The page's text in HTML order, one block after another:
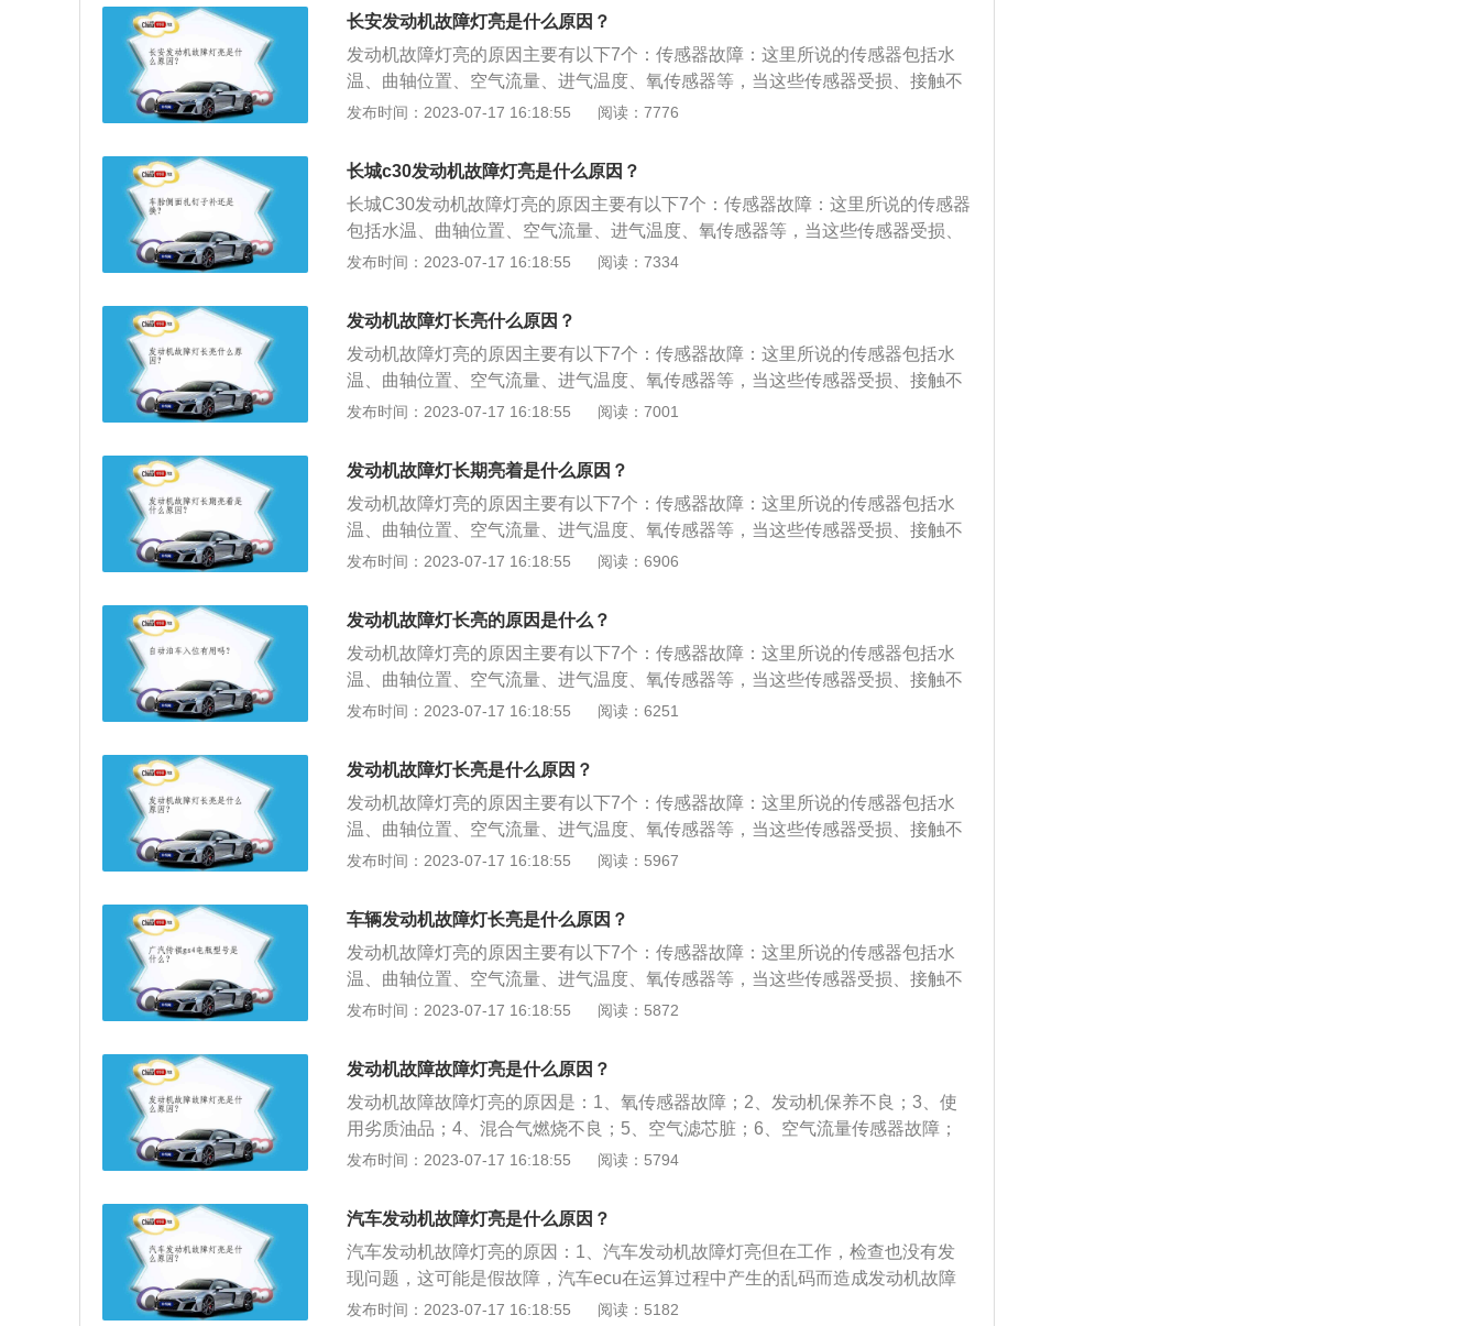
启⾃检功能，待5-10秒后观察仪表盘上故障灯是否熄灭。如果故障灯没有熄灭，
则请尽快⾄服务站查找原因。服务站通过便携式诊断仪可读取故障码，获得故障
信息，进行有针对性的修复。
现问题，就有可能导致发动机管路堵塞，严重的话就会引起发动机故障灯亮。空
气滤芯如果不干净，没有定期清理，会导致进气出现问题。排气问题：排气故障
也会导致发动机故障灯亮。后氧传感器、三元催化器、排气凸轮轴及轴瓦故障，
硅的润滑油添加剂、三元催化被磕碰、发动机供油系统故障都容易引起三元催化
动机电子控制器不匹配，防盗系统也会导致发动机不能正常工作，同时发动机故
障灯点亮。发动机故障灯亮，可以按照以下步骤处理： ⾸先关注发动机运转是否
正常，是否存在抖动、冒⿊烟等问题，若有则尽量不要再启动。特别说明，亮红
灯的情况下一定不要再启动。如果发动机可以启动，熄⽕5-10分钟之后，不要踩
通电后会开启⾃检功能，待5-10秒后观察仪表盘上故障灯是否熄灭。如果故障灯
没有熄灭，则请尽快⾄服务站查找原因。服务站通过便携式诊断仪可读取故障
码，获得故障信息，进行有针对性的修复。
发动机的磨损，导致故障灯亮。混合气燃烧不良：混合气燃烧不良会导致发动机
积碳或爆震，被氧传感器监测到并报告给ECU后，亮起故障灯以示警告。火花塞
故障、点火线圈故障、燃油泵故障、油路堵塞等都会引起发动机混合气燃烧不
良。增压问题：进气增压管路、涡轮增压器也会导致发动机故障灯点亮。其中最
常见的是涡轮增压器损坏，同时车辆还会出现漏油、机油消耗量大、动力下降、
有可能导致发动机管路堵塞，严重的话就会引起发动机故障灯亮。空气滤芯如果
不干净，没有定期清理，会导致进气出现问题。排气问题：排气故障也会导致发
动机故障灯亮。后氧传感器、三元催化器、排气凸轮轴及轴瓦故障，都是出现排
添加剂、三元催化被磕碰、发动机供油系统故障都容易引起三元催化器故障。防
制器不匹配，防盗系统也会导致发动机不能正常工作，同时发动机故障灯点亮。
发动机故障灯亮，可以按照以下步骤处理： ⾸先关注发动机运转是否正常，是否
存在抖动、冒⿊烟等问题，若有则尽量不要再启动。特别说明，亮红灯的情况下
一定不要再启动。如果发动机可以启动，熄⽕5-10分钟之后，不要踩刹⻋，直接
启⾃检功能，待5-10秒后观察仪表盘上故障灯是否熄灭。如果故障灯没有熄灭，
则请尽快⾄服务站查找原因。服务站通过便携式诊断仪可读取故障码，获得故障
信息，进行有针对性的修复。
长安发动机故障灯亮是什么原因？
发动机故障灯亮的原因主要有以下7个：传感器故障：这里所说的传感器包括水
温、曲轴位置、空气流量、进气温度、氧传感器等，当这些传感器受损、接触不
良或信号中断时，汽车的ECU就不能准确获得发动机的数据，此时就会引起发动
发动机的磨损，导致故障灯亮。混合气燃烧不良：混合气燃烧不良会导致发动机
积碳或爆震，被氧传感器监测到并报告给ECU后，亮起故障灯以示警告。火花塞
故障、点火线圈故障、燃油泵故障、油路堵塞等都会引起发动机混合气燃烧不
良。增压问题：进气增压管路、涡轮增压器也会导致发动机故障灯点亮。其中最
常见的是涡轮增压器损坏，同时车辆还会出现漏油、机油消耗量大、动力下降、
有可能导致发动机管路堵塞，严重的话就会引起发动机故障灯亮。空气滤芯如果
不干净，没有定期清理，会导致进气出现问题。排气问题：排气故障也会导致发
动机故障灯亮。后氧传感器、三元催化器、排气凸轮轴及轴瓦故障，都是出现排
添加剂、三元催化被磕碰、发动机供油系统故障都容易引起三元催化器故障。防
制器不匹配，防盗系统也会导致发动机不能正常工作，同时发动机故障灯点亮。
发动机故障灯亮，可以按照以下步骤处理： ⾸先关注发动机运转是否正常，是否
存在抖动、冒⿊烟等问题，若有则尽量不要再启动。特别说明，亮红灯的情况下
一定不要再启动。如果发动机可以启动，熄⽕5-10分钟之后，不要踩刹⻋，直接
启⾃检功能，待5-10秒后观察仪表盘上故障灯是否熄灭。如果故障灯没有熄灭，
则请尽快⾄服务站查找原因。服务站通过便携式诊断仪可读取故障码，获得故障
信息，进行有针对性的修复。
发布时间：2023-07-17 16:18:55 阅读：7776
长城c30发动机故障灯亮是什么原因？
长城C30发动机故障灯亮的原因主要有以下7个：传感器故障：这里所说的传感器
包括水温、曲轴位置、空气流量、进气温度、氧传感器等，当这些传感器受损、
接触不良或信号中断时，汽车的ECU就不能准确获得发动机的数据，此时就会引
会造成发动机的磨损，导致故障灯亮。混合气燃烧不良：混合气燃烧不良会导致
发动机积碳或爆震，被氧传感器监测到并报告给ECU后，亮起故障灯以示警告。
火花塞故障、点火线圈故障、燃油泵故障、油路堵塞等都会引起发动机混合气燃
烧不良。增压问题：进气增压管路、涡轮增压器也会导致发动机故障灯点亮。其
中最常见的是涡轮增压器损坏，同时车辆还会出现漏油、机油消耗量大、动力下
题，就有可能导致发动机管路堵塞，严重的话就会引起发动机故障灯亮。空气滤
芯如果不干净，没有定期清理，会导致进气出现问题。排气问题：排气故障也会
导致发动机故障灯亮。后氧传感器、三元催化器、排气凸轮轴及轴瓦故障，都是
润滑油添加剂、三元催化被磕碰、发动机供油系统故障都容易引起三元催化器故
电子控制器不匹配，防盗系统也会导致发动机不能正常工作，同时发动机故障灯
点亮。发动机故障灯亮，可以按照以下步骤处理： ⾸先关注发动机运转是否正
常，是否存在抖动、冒⿊烟等问题，若有则尽量不要再启动。特别说明，亮红灯
的情况下一定不要再启动。如果发动机可以启动，熄⽕5-10分钟之后，不要踩刹
电后会开启⾃检功能，待5-10秒后观察仪表盘上故障灯是否熄灭。如果故障灯没
有熄灭，则请尽快⾄服务站查找原因。服务站通过便携式诊断仪可读取故障码，
获得故障信息，进行有针对性的修复。
发布时间：2023-07-17 16:18:55 阅读：7334
发动机故障灯长亮什么原因？
发动机故障灯亮的原因主要有以下7个：传感器故障：这里所说的传感器包括水
温、曲轴位置、空气流量、进气温度、氧传感器等，当这些传感器受损、接触不
良或信号中断时，汽车的ECU就不能准确获得发动机的数据，此时就会引起发动
发动机的磨损，导致故障灯亮。混合气燃烧不良：混合气燃烧不良会导致发动机
积碳或爆震，被氧传感器监测到并报告给ECU后，亮起故障灯以示警告。火花塞
故障、点火线圈故障、燃油泵故障、油路堵塞等都会引起发动机混合气燃烧不
良。增压问题：进气增压管路、涡轮增压器也会导致发动机故障灯点亮。其中最
常见的是涡轮增压器损坏，同时车辆还会出现漏油、机油消耗量大、动力下降、
有可能导致发动机管路堵塞，严重的话就会引起发动机故障灯亮。空气滤芯如果
不干净，没有定期清理，会导致进气出现问题。排气问题：排气故障也会导致发
动机故障灯亮。后氧传感器、三元催化器、排气凸轮轴及轴瓦故障，都是出现排
添加剂、三元催化被磕碰、发动机供油系统故障都容易引起三元催化器故障。防
制器不匹配，防盗系统也会导致发动机不能正常工作，同时发动机故障灯点亮。
发动机故障灯亮，可以按照以下步骤处理： 首先关注发动机运转是否正常，是否
存在抖动、冒烟等问题，若有则尽量不要再启动。特别说明，亮红灯的情况下一
定不要再启动。如果发动机可以启动，熄⽕5-10分钟之后，不要踩刹⻋，直接按
⾃检功能，待5-10秒后观察仪表盘上故障灯是否熄灭。如果故障灯没有熄灭，则
请尽快⾄服务站查找原因。服务站通过便携式诊断仪可读取故障码，获得故障信
息，进行有针对性地修复。
发布时间：2023-07-17 16:18:55 阅读：7001
发动机故障灯长期亮着是什么原因？
发动机故障灯亮的原因主要有以下7个：传感器故障：这里所说的传感器包括水
温、曲轴位置、空气流量、进气温度、氧传感器等，当这些传感器受损、接触不
良或信号中断时，汽车的ECU就不能准确获得发动机的数据，此时就会引起发动
发动机的磨损，导致故障灯亮。混合气燃烧不良：混合气燃烧不良会导致发动机
积碳或爆震，被氧传感器监测到并报告给ECU后，亮起故障灯以示警告。火花塞
故障、点火线圈故障、燃油泵故障、油路堵塞等都会引起发动机混合气燃烧不
良。增压问题：进气增压管路、涡轮增压器也会导致发动机故障灯点亮。其中最
常见的是涡轮增压器损坏，同时车辆还会出现漏油、机油消耗量大、动力下降、
有可能导致发动机管路堵塞，严重的话就会引起发动机故障灯亮。空气滤芯如果
不干净，没有定期清理，会导致进气出现问题。排气问题：排气故障也会导致发
动机故障灯亮。后氧传感器、三元催化器、排气凸轮轴及轴瓦故障，都是出现排
添加剂、三元催化被磕碰、发动机供油系统故障都容易引起三元催化器故障。防
制器不匹配，防盗系统也会导致发动机不能正常工作，同时发动机故障灯点亮。
发动机故障灯亮，可以按照以下步骤处理： 首先关注发动机运转是否正常，是否
存在抖动、冒烟等问题，若有则尽量不要再启动。特别说明，亮红灯的情况下一
定不要再启动。如果发动机可以启动，熄⽕5-10分钟之后，不要踩刹⻋，直接按
⾃检功能，待5-10秒后观察仪表盘上故障灯是否熄灭。如果故障灯没有熄灭，则
请尽快⾄服务站查找原因。服务站通过便携式诊断仪可读取故障码，获得故障信
息，进行有针对性地修复。
发布时间：2023-07-17 16:18:55 阅读：6906
发动机故障灯长亮的原因是什么？
发动机故障灯亮的原因主要有以下7个：传感器故障：这里所说的传感器包括水
温、曲轴位置、空气流量、进气温度、氧传感器等，当这些传感器受损、接触不
良或信号中断时，汽车的ECU就不能准确获得发动机的数据，此时就会引起发动
发动机的磨损，导致故障灯亮。混合气燃烧不良：混合气燃烧不良会导致发动机
积碳或爆震，被氧传感器监测到并报告给ECU后，亮起故障灯以示警告。火花塞
故障、点火线圈故障、燃油泵故障、油路堵塞等都会引起发动机混合气燃烧不
良。增压问题：进气增压管路、涡轮增压器也会导致发动机故障灯点亮。其中最
常见的是涡轮增压器损坏，同时车辆还会出现漏油、机油消耗量大、动力下降、
有可能导致发动机管路堵塞，严重的话就会引起发动机故障灯亮。空气滤芯如果
不干净，没有定期清理，会导致进气出现问题。排气问题：排气故障也会导致发
动机故障灯亮。后氧传感器、三元催化器、排气凸轮轴及轴瓦故障，都是出现排
添加剂、三元催化被磕碰、发动机供油系统故障都容易引起三元催化器故障。防
制器不匹配，防盗系统也会导致发动机不能正常工作，同时发动机故障灯点亮。
发动机故障灯亮，可以按照以下步骤处理： ⾸先关注发动机运转是否正常，是否
存在抖动、冒⿊烟等问题，若有则尽量不要再启动。特别说明，亮红灯的情况下
一定不要再启动。如果发动机可以启动，熄⽕5-10分钟之后，不要踩刹⻋，直接
启⾃检功能，待5-10秒后观察仪表盘上故障灯是否熄灭。如果故障灯没有熄灭，
则请尽快⾄服务站查找原因。服务站通过便携式诊断仪可读取故障码，获得故障
信息，进行有针对性的修复。
发布时间：2023-07-17 16:18:55 阅读：6251
发动机故障灯长亮是什么原因？
发动机故障灯亮的原因主要有以下7个：传感器故障：这里所说的传感器包括水
温、曲轴位置、空气流量、进气温度、氧传感器等，当这些传感器受损、接触不
良或信号中断时，汽车的ECU就不能准确获得发动机的数据，此时就会引起发动
发动机的磨损，导致故障灯亮。混合气燃烧不良：混合气燃烧不良会导致发动机
积碳或爆震，被氧传感器监测到并报告给ECU后，亮起故障灯以示警告。火花塞
故障、点火线圈故障、燃油泵故障、油路堵塞等都会引起发动机混合气燃烧不
良。增压问题：进气增压管路、涡轮增压器也会导致发动机故障灯点亮。其中最
常见的是涡轮增压器损坏，同时车辆还会出现漏油、机油消耗量大、动力下降、
有可能导致发动机管路堵塞，严重的话就会引起发动机故障灯亮。空气滤芯如果
不干净，没有定期清理，会导致进气出现问题。排气问题：排气故障也会导致发
动机故障灯亮。后氧传感器、三元催化器、排气凸轮轴及轴瓦故障，都是出现排
添加剂、三元催化被磕碰、发动机供油系统故障都容易引起三元催化器故障。防
制器不匹配，防盗系统也会导致发动机不能正常工作，同时发动机故障灯点亮。
发动机故障灯亮，可以按照以下步骤处理： 首先关注发动机运转是否正常，是否
存在抖动、冒烟等问题，若有则尽量不要再启动。特别说明，亮红灯的情况下一
定不要再启动。如果发动机可以启动，熄⽕5-10分钟之后，不要踩刹⻋，直接按
发布时间：2023-07-17 16:18:55 阅读：5967
车辆发动机故障灯长亮是什么原因？
发动机故障灯亮的原因主要有以下7个：传感器故障：这里所说的传感器包括水
温、曲轴位置、空气流量、进气温度、氧传感器等，当这些传感器受损、接触不
良或信号中断时，汽车的ECU就不能准确获得发动机的数据，此时就会引起发动
发动机的磨损，导致故障灯亮。混合气燃烧不良：混合气燃烧不良会导致发动机
积碳或爆震，被氧传感器监测到并报告给ECU后，亮起故障灯以示警告。火花塞
故障、点火线圈故障、燃油泵故障、油路堵塞等都会引起发动机混合气燃烧不
良。增压问题：进气增压管路、涡轮增压器也会导致发动机故障灯点亮。其中最
常见的是涡轮增压器损坏，同时车辆还会出现漏油、机油消耗量大、动力下降、
有可能导致发动机管路堵塞，严重的话就会引起发动机故障灯亮。空气滤芯如果
不干净，没有定期清理，会导致进气出现问题。排气问题：排气故障也会导致发
动机故障灯亮。后氧传感器、三元催化器、排气凸轮轴及轴瓦故障，都是出现排
添加剂、三元催化被磕碰、发动机供油系统故障都容易引起三元催化器故障。防
发布时间：2023-07-17 16:18:55 阅读：5872
发动机故障故障灯亮是什么原因？
发动机故障故障灯亮的原因是：1、氧传感器故障；2、发动机保养不良；3、使
用劣质油品；4、混合气燃烧不良；5、空气滤芯脏；6、空气流量传感器故障；
7、火花塞积碳；8、水温传感器损坏；9、发动机缺缸。发动机是一种能够把其
的整个机器，按其工作原理分为：1、外燃机：燃料在发动机的外部燃烧；2、内
燃机：燃料在发动机的内部燃烧。
发布时间：2023-07-17 16:18:55 阅读：5794
汽车发动机故障灯亮是什么原因？
汽车发动机故障灯亮的原因：1、汽车发动机故障灯亮但在工作，检查也没有发
现问题，这可能是假故障，汽车ecu在运算过程中产生的乱码而造成发动机故障
灯亮，处理方法：去4s店清除乱码；2、发动机看不出明显的故障，但通过检查
发布时间：2023-07-17 16:18:55 阅读：5182